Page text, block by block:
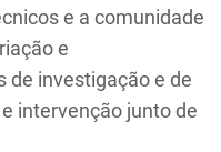
e a comunidade
e
de investigação e de
intervenção junto de